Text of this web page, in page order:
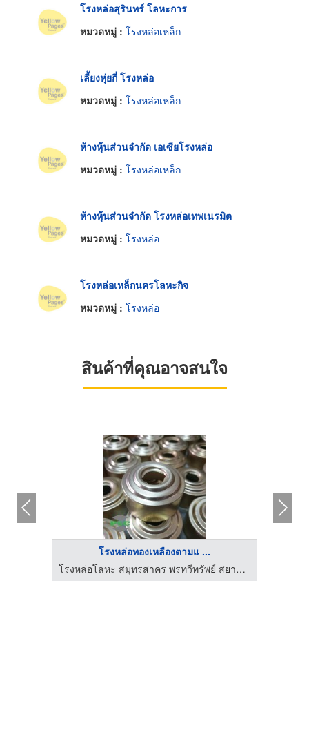
โรงหล่อสุรินทร์ โลหะการ
หมวดหมู่ : โรงหล่อเหล็ก
เลี้ยงหุ่ยกี่ โรงหล่อ
หมวดหมู่ : โรงหล่อเหล็ก
ห้างหุ้นส่วนจำกัด เอเซียโรงหล่อ
หมวดหมู่ : โรงหล่อเหล็ก
ห้างหุ้นส่วนจำกัด โรงหล่อเทพเนรมิต
หมวดหมู่ : โรงหล่อ
โรงหล่อเหล็กนครโลหะกิจ
หมวดหมู่ : โรงหล่อ
สินค้าที่คุณอาจสนใจ
โรงหล่อทองเหลืองตามแ ...
โรงหล่อโลหะ สมุทรสาคร พรทวีทรัพย์ สยาม แคสติ้ง